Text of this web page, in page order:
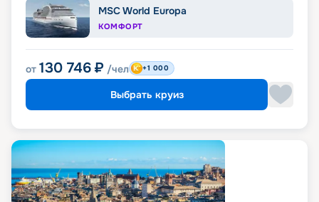
MSC World Europa
КОМФОРТ
от 130 746 ₽ /чел +1 000
Выбрать круиз